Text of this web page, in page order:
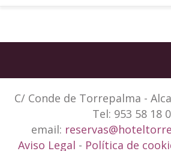
C/ Conde de Torrepalma -
Tel: 953 58 18
email:
Aviso Legal - Política de